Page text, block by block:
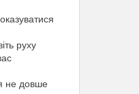
руху
не довше